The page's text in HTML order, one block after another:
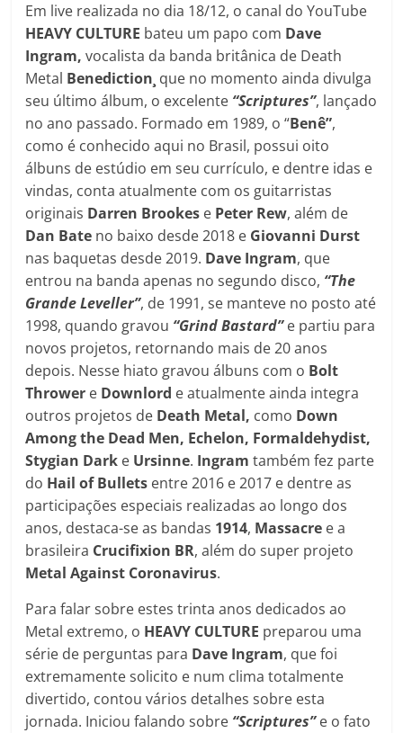
Em live realizada no dia 18/12, o canal do YouTube
HEAVY CULTURE bateu um papo com Dave
Ingram,vocalista da banda britânica de Death
Metal Benediction¸ que no momento ainda divulga
seu último álbum, o excelente “Scriptures”, lançado
no ano passado. Formado em 1989, o “Benê”,
como é conhecido aqui no Brasil, possui oito
álbuns de estúdio em seu currículo, e dentre idas e
vindas, conta atualmente com os guitarristas
originais Darren Brookes e Peter Rew, além de
Dan Bate no baixo desde 2018 e Giovanni Durst
nas baquetas desde 2019. Dave Ingram, que
entrou na banda apenas no segundo disco, “The
Grande Leveller”, de 1991, se manteve no posto até
1998, quando gravou “Grind Bastard”e partiu para
novos projetos, retornando mais de 20 anos
depois. Nesse hiato gravou álbuns com o Bolt
Thrower e Downlord e atualmente ainda integra
outros projetos de Death Metal, como Down
Among the Dead Men, Echelon, Formaldehydist,
Stygian Dark e Ursinne. Ingramtambém fez parte
do Hail of Bullets entre 2016 e 2017 e dentre as
participações especiais realizadas ao longo dos
anos, destaca-se as bandas 1914, Massacre e a
brasileira Crucifixion BR, além do super projeto
Metal Against Coronavirus.
Para falar sobre estes trinta anos dedicados ao
Metal extremo, o HEAVY CULTURE preparou uma
série de perguntas para Dave Ingram, que foi
extremamente solicito e num clima totalmente
divertido, contou vários detalhes sobre esta
jornada. Iniciou falando sobre “Scriptures”e o fato